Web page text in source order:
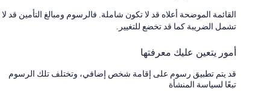
القائمة الموضحة أعلاه قد لا تكون شاملة. فالرسوم ومبالغ التأمين قد لا
تشمل الضريبة كما قد تخضع للتغيير.
أمور يتعين عليك معرفتها
قد يتم تطبيق رسوم على إقامة شخص إضافي، وتختلف تلك الرسوم
تبعًا لسياسة المنشأة